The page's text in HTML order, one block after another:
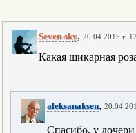
Seven-sky, 20.04.2015 г.
Какая шикарная
aleksanaksen,
Спасибо, у